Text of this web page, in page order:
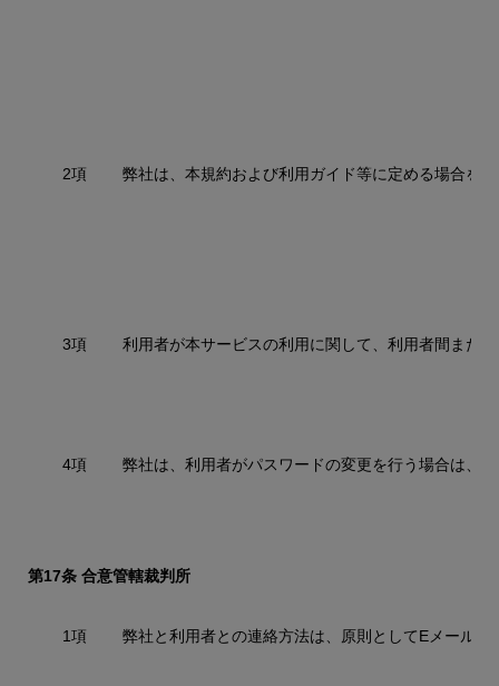
2項 弊社は、本規約および利用ガイド等に定める場合を
3項 利用者が本サービスの利用に関して、利用者間また
4項 弊社は、利用者がパスワードの変更を行う場合は、
第17条 合意管轄裁判所
1項 弊社と利用者との連絡方法は、原則としてEメール